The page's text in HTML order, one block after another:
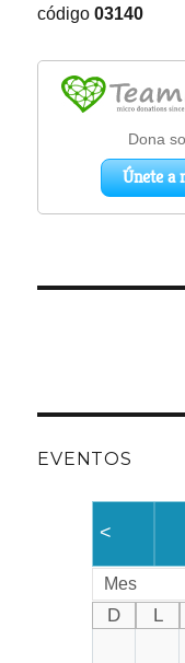
código 03140
EVENTOS
<
Mes
D L